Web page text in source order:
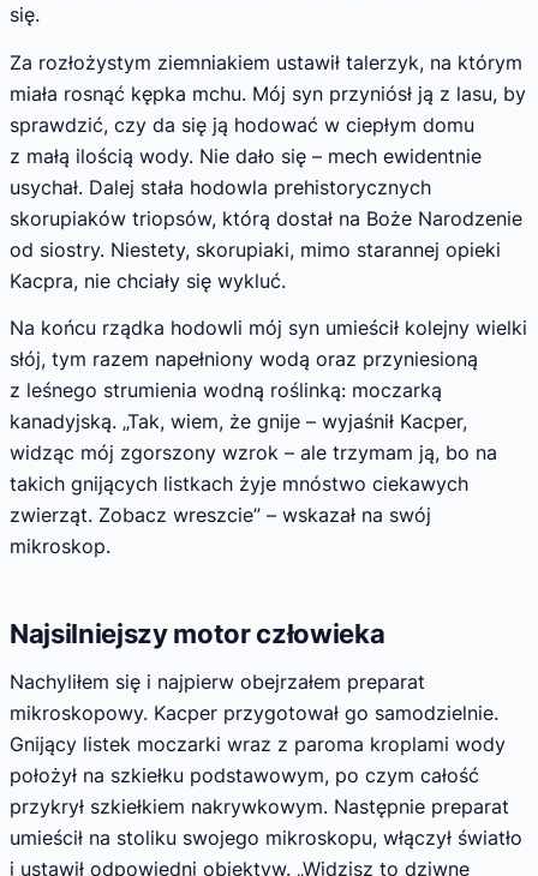
się.
Za rozłożystym ziemniakiem ustawił talerzyk, na którym
miała rosnąć kępka mchu. Mój syn przyniósł ją z lasu, by
sprawdzić, czy da się ją hodować w ciepłym domu
z małą ilością wody. Nie dało się – mech ewidentnie
usychał. Dalej stała hodowla prehistorycznych
skorupiaków triopsów, którą dostał na Boże Narodzenie
od siostry. Niestety, skorupiaki, mimo starannej opieki
Kacpra, nie chciały się wykluć.
Na końcu rządka hodowli mój syn umieścił kolejny wielki
słój, tym razem napełniony wodą oraz przyniesioną
z leśnego strumienia wodną roślinką: moczarką
kanadyjską. „Tak, wiem, że gnije – wyjaśnił Kacper,
widząc mój zgorszony wzrok – ale trzymam ją, bo na
takich gnijących listkach żyje mnóstwo ciekawych
zwierząt. Zobacz wreszcie” – wskazał na swój
mikroskop.
Najsilniejszy motor człowieka
Nachyliłem się i najpierw obejrzałem preparat
mikroskopowy. Kacper przygotował go samodzielnie.
Gnijący listek moczarki wraz z paroma kroplami wody
położył na szkiełku podstawowym, po czym całość
przykrył szkiełkiem nakrywkowym. Następnie preparat
umieścił na stoliku swojego mikroskopu, włączył światło
i ustawił odpowiedni obiektyw. „Widzisz to dziwne